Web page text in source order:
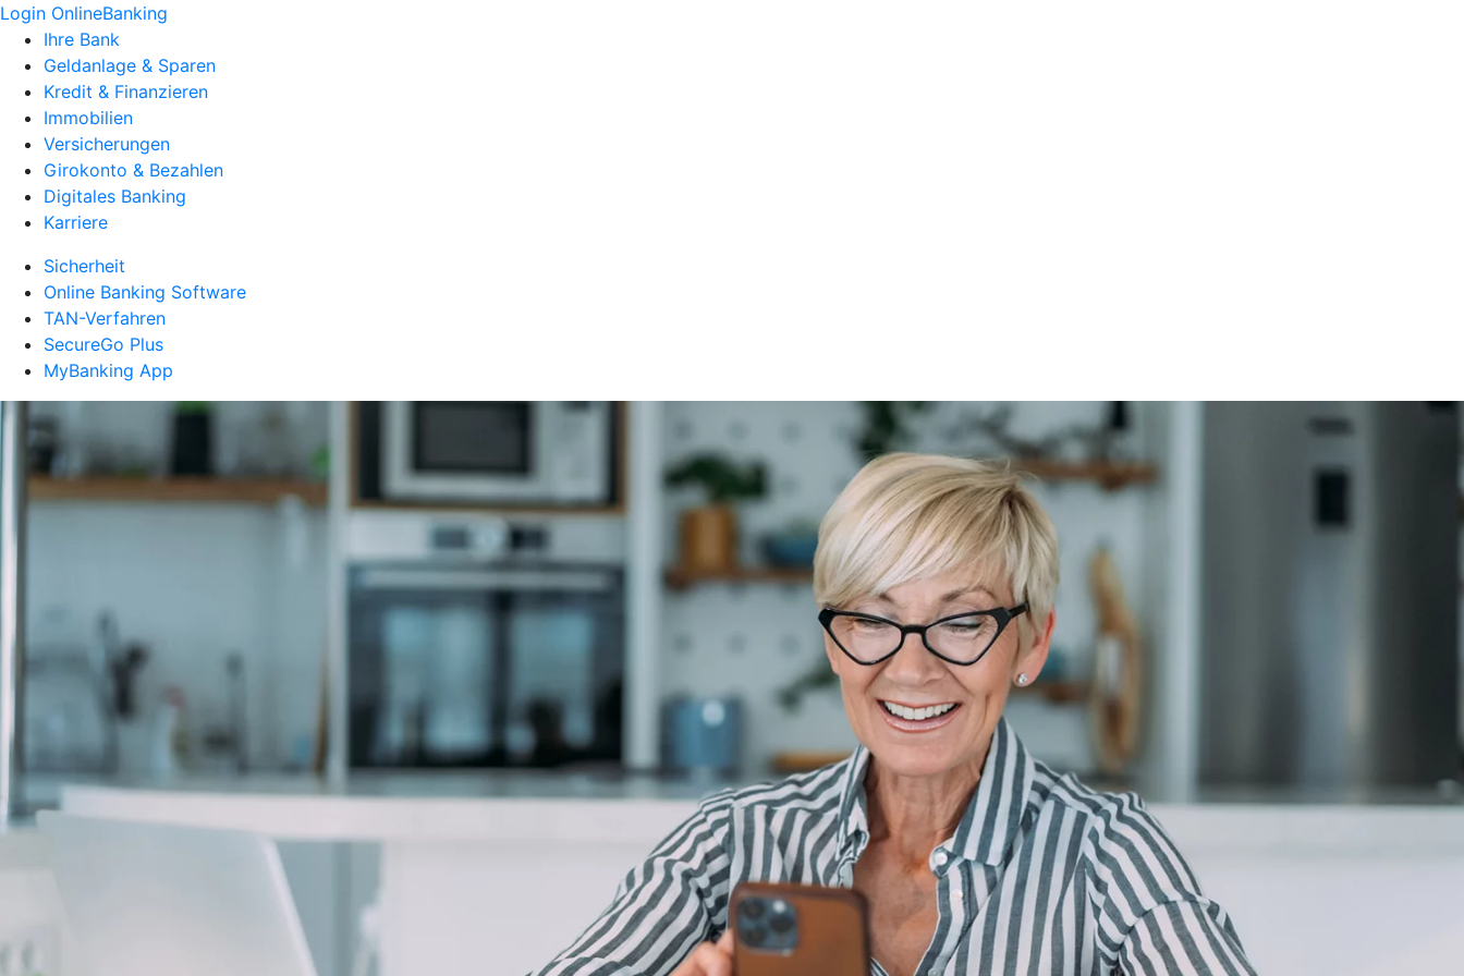
Login OnlineBanking
Ihre Bank
Geldanlage & Sparen
Kredit & Finanzieren
Immobilien
Versicherungen
Girokonto & Bezahlen
Digitales Banking
Karriere
Sicherheit
Online Banking Software
TAN-Verfahren
SecureGo Plus
MyBanking App